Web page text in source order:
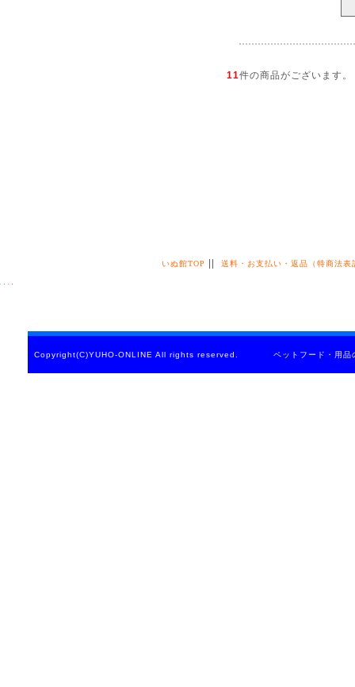
11 件の商品がございます。
いぬ館TOP 送料・お支払い・返品（特商法表
Copyright(C)YUHO-ONLINE All rights reserved. ペットフード・用品